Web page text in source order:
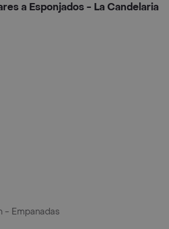
a Esponjados - La Candelaria
- Empanadas